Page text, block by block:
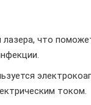
что
током.